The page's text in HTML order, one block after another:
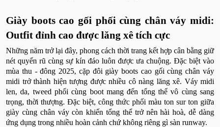
Giày boots cao gối phối cùng chân váy midi:
Outfit đỉnh cao được lăng xê tích cực
Những năm trở lại đây, phong cách thời trang kết hợp cân bằng giữ
nét quyến rũ cùng sự kín đáo luôn được ưa chuộng. Đặc biệt vào
mùa thu - đông 2025, cặp đôi giày boots cao gối cùng chân váy
midi trở thành hiện tượng được nhiều cô nàng lăng xê. Váy midi
len, da, tweed phối cùng boot mang đến tổng thể vô cùng sang
trọng, thời thượng. Đặc biệt, công thức phối màu ton sur ton giữa
giày cùng chân váy còn khiến tổng thể trở nên hài hoà, dễ dàng
ứng dụng trong nhiều hoàn cảnh chứ không riêng gì sàn runway.